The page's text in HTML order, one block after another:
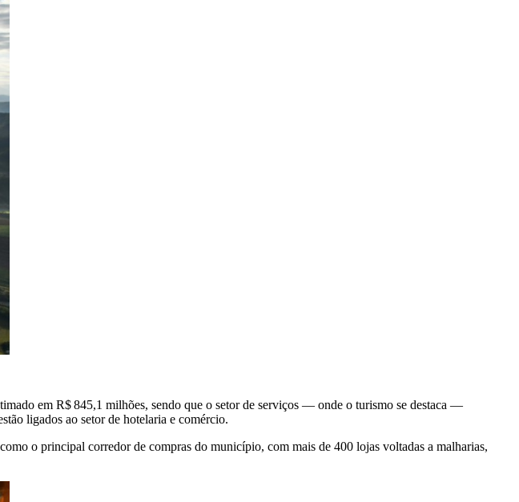
em R$ 845,1 milhões, sendo que o setor de serviços — onde o turismo se destaca —
ligados ao setor de hotelaria e comércio.
o principal corredor de compras do município, com mais de 400 lojas voltadas a malharias,